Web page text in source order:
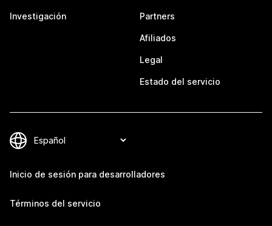
Investigación Partners
Afiliados
Legal
Estado del servicio
Inicio de sesión para desarrolladores
Términos del servicio